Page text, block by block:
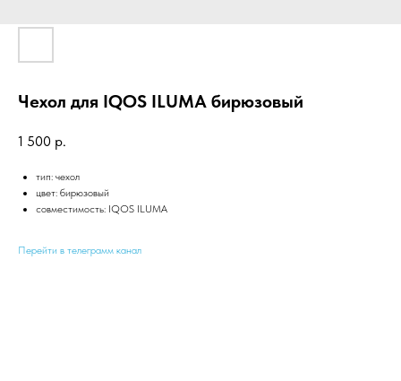
Чехол для IQOS ILUMA бирюзовый
1 500 р.
тип: чехол
цвет: бирюзовый
совместимость: IQOS ILUMA
Перейти в телеграмм канал